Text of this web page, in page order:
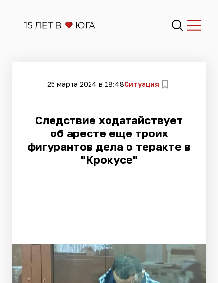
25 марта 2024 в 18:48Ситуация
Следствие ходатайствует
об аресте еще троих
фигурантов дела о теракте в
"Крокусе"